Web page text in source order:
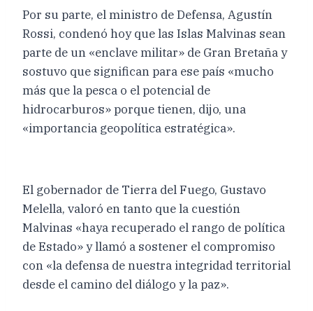
Por su parte, el ministro de Defensa, Agustín
Rossi, condenó hoy que las Islas Malvinas sean
parte de un «enclave militar» de Gran Bretaña y
sostuvo que significan para ese país «mucho
más que la pesca o el potencial de
hidrocarburos» porque tienen, dijo, una
«importancia geopolítica estratégica».
El gobernador de Tierra del Fuego, Gustavo
Melella, valoró en tanto que la cuestión
Malvinas «haya recuperado el rango de política
de Estado» y llamó a sostener el compromiso
con «la defensa de nuestra integridad territorial
desde el camino del diálogo y la paz».